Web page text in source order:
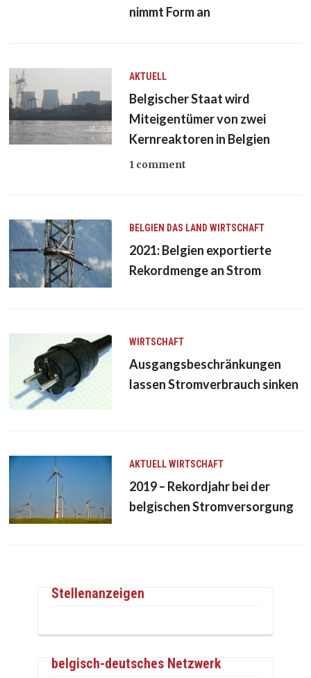
nimmt Form an
AKTUELL
Belgischer Staat wird
Miteigentümer von zwei
Kernreaktoren in Belgien
1 comment
BELGIEN DAS LAND WIRTSCHAFT
2021: Belgien exportierte
Rekordmenge an Strom
WIRTSCHAFT
Ausgangsbeschränkungen
lassen Stromverbrauch sinken
AKTUELLWIRTSCHAFT
2019 – Rekordjahr bei der
belgischen Stromversorgung
Stellenanzeigen
belgisch-deutsches Netzwerk